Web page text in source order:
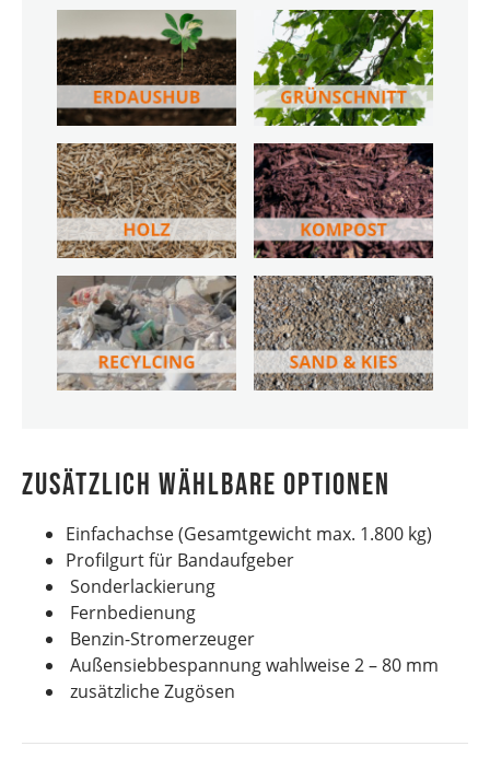
Zusätzlich wählbare Optionen
Einfachachse (Gesamtgewicht max. 1.800 kg)
Profilgurt für Bandaufgeber
Sonderlackierung
Fernbedienung
Benzin-Stromerzeuger
Außensiebbespannung wahlweise 2 – 80 mm
zusätzliche Zugösen